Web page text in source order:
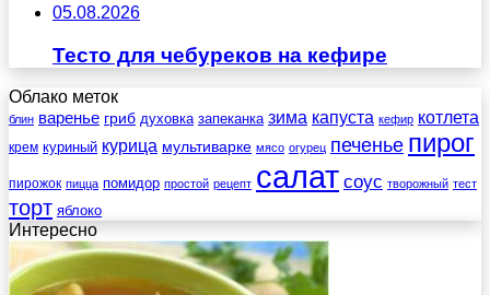
05.08.2026
Тесто для чебуреков на кефире
Облако меток
блин варенье гриб духовка запеканка зима капуста кефир котлета
крем куриный курица мультиварке мясо огурец печенье пирог
пирожок пицца помидор простой рецепт салат соус творожный тест
торт яблоко
Интересно